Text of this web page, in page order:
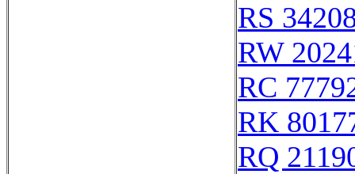
RS
RW
RC
RK
RQ